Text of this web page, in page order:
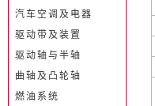
汽车空调及电器
驱动带及装置
驱动轴与半轴
曲轴及凸轮轴
燃油系统